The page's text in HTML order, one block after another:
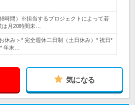
8時間）※担当するプロジェクトによって若
月20時間未…
休み＞* 完全週休二日制（土日休み）* 祝日*
年末…
気になる